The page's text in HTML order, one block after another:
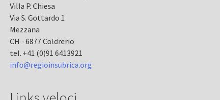
Villa P. Chiesa
Via S. Gottardo 1
Mezzana
CH - 6877 Coldrerio
tel. +41 (0)91 6413921
info@regioinsubrica.org